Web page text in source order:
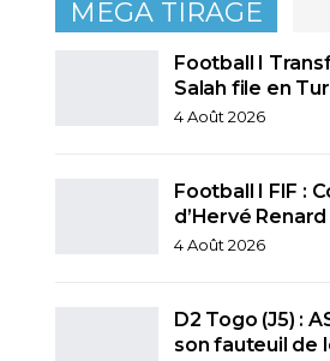
MEGA TIRAGE
Football I
Salah file en
4 Août 2026
Football I FIF :
d’Hervé
4 Août 2026
D2 Togo (J5) :
son fauteuil de